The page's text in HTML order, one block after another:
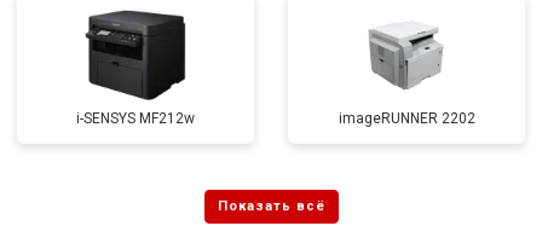
i-SENSYS MF212w imageRUNNER 2202